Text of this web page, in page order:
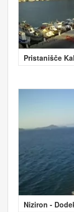
Pristanišče
Niziron -